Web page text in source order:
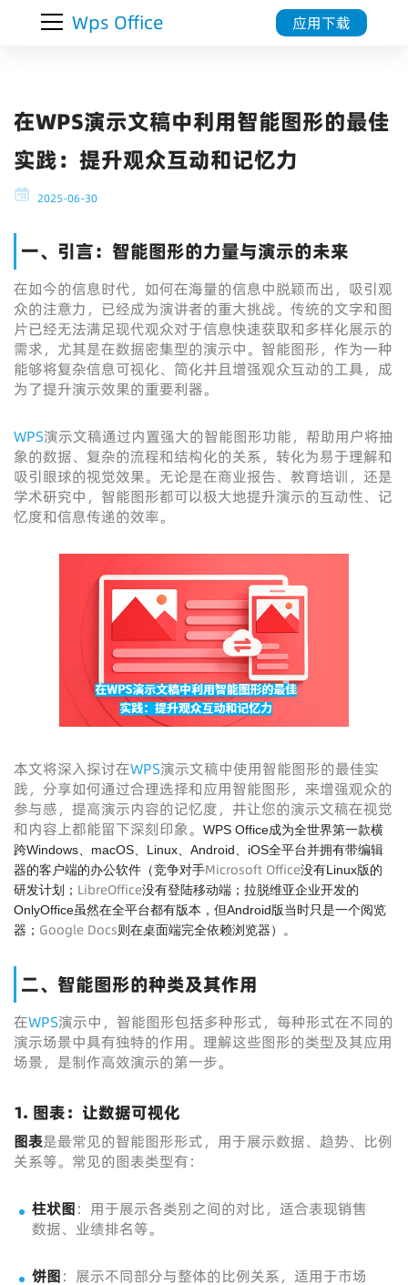
Wps Office 应用下载
在WPS演示文稿中利用智能图形的最佳
实践：提升观众互动和记忆力
2025-06-30
一、引言：智能图形的力量与演示的未来
在如今的信息时代，如何在海量的信息中脱颖而出，吸引观
众的注意力，已经成为演讲者的重大挑战。传统的文字和图
片已经无法满足现代观众对于信息快速获取和多样化展示的
需求，尤其是在数据密集型的演示中。智能图形，作为一种
能够将复杂信息可视化、简化并且增强观众互动的工具，成
为了提升演示效果的重要利器。
WPS演示文稿通过内置强大的智能图形功能，帮助用户将抽
象的数据、复杂的流程和结构化的关系，转化为易于理解和
吸引眼球的视觉效果。无论是在商业报告、教育培训，还是
学术研究中，智能图形都可以极大地提升演示的互动性、记
忆度和信息传递的效率。
本文将深入探讨在WPS演示文稿中使用智能图形的最佳实
践，分享如何通过合理选择和应用智能图形，来增强观众的
参与感，提高演示内容的记忆度，并让您的演示文稿在视觉
和内容上都能留下深刻印象。
WPS Office成为全世界第一款横
跨Windows、macOS、Linux、Android、iOS全平台并拥有带编辑
器的客户端的办公软件（竞争对手Microsoft Office没有Linux版的
研发计划； LibreOffice没有登陆移动端；拉脱维亚企业开发的
OnlyOffice虽然在全平台都有版本，但Android版当时只是一个阅览
器； Google Docs则在桌面端完全依赖浏览器）。
二、智能图形的种类及其作用
在WPS演示中，智能图形包括多种形式，每种形式在不同的
演示场景中具有独特的作用。理解这些图形的类型及其应用
场景，是制作高效演示的第一步。
1. 图表：让数据可视化
图表是最常见的智能图形形式，用于展示数据、趋势、比例
关系等。常见的图表类型有：
柱状图：用于展示各类别之间的对比，适合表现销售
数据、业绩排名等。
饼图：展示不同部分与整体的比例关系，适用于市场